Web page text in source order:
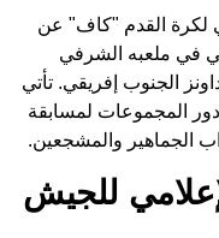
لكرة القدم "كاف" عن
في ملعبه الشرفي
الجنوب إفريقي. تأتي
المجموعات لمسابقة
الجماهير والمشجعين.
للجيش